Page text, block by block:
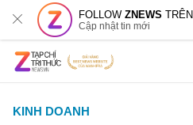
FOLLOWZNEWS
Cập nhật tin mới
KINH DOANH